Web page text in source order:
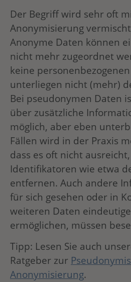
Der Begriff wird sehr oft
Anonymisierung
Anonyme Daten können
nicht mehr zugeordnet
keine
unterliegen nicht (mehr)
Bei pseudonymen Daten
über zusätzliche
möglich, aber eben
Fällen wird in der Praxis
dass es oft nicht
Identifikatoren wie etwa
entfernen. Auch andere
für sich gesehen oder in
weiteren Daten
ermöglichen, müssen
Tipp: Lesen Sie auch
Ratgeber zur
Anonymisierung.